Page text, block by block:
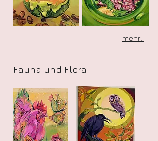
mehr...
Fauna und Flora